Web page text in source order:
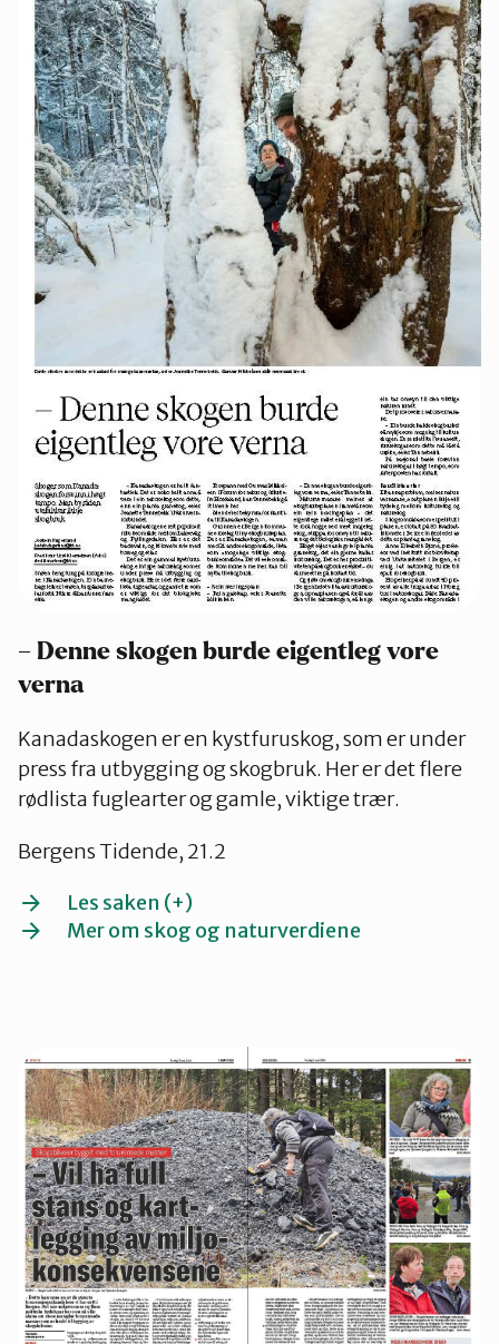
– Denne skogen burde eigentleg vore
verna
Kanadaskogen er en kystfuruskog, som er under
press fra utbygging og skogbruk. Her er det flere
rødlista fuglearter og gamle, viktige trær.
Bergens Tidende, 21.2
Les saken (+)
Mer om skog og naturverdiene